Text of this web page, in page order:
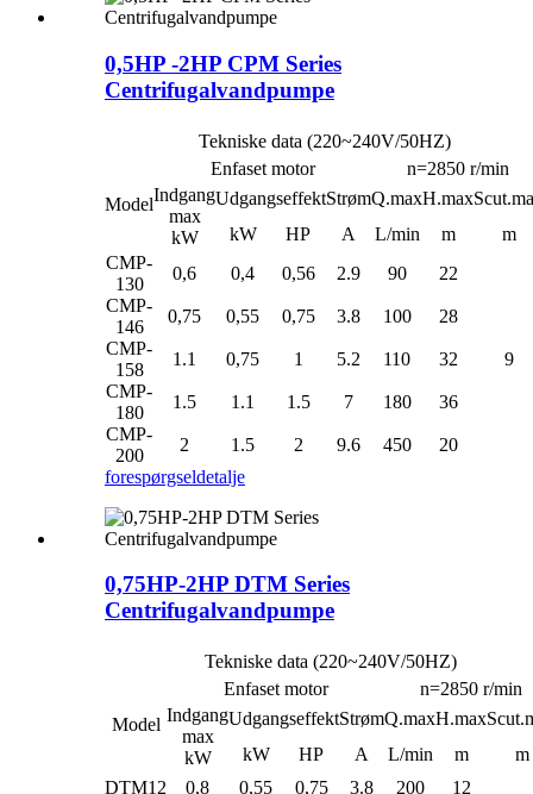
0,5HP -2HP CPM Series
Centrifugalvandpumpe
Tekniske data (220~240V/50HZ)
Model
Enfaset motor
n=2850 r/min
Indgang
max
kW
UdgangseffektStrømQ.maxH.max
kW
HP A L/min m
m
CMP-
130
0,6 0,4 0,56 2.9 90 22
9
CMP-
146
0,75 0,55 0,75 3.8 100
28
CMP-
158
1.1 0,75 1 5.2 110
32
CMP-
180
1.5 1.1 1.5 7 180
36
CMP-
200
2 1.5 2 9.6 450
20
forespørgseldetalje
0,75HP-2HP DTM Series
Centrifugalvandpumpe
Tekniske data (220~240V/50HZ)
Model
Enfaset motor
n=2850 r/min
Indgang
max
kW
UdgangseffektStrømQ.maxH.max
kW
HP A L/min m
m
DTM12
0,8 0,55 0,75 3.8 200 12